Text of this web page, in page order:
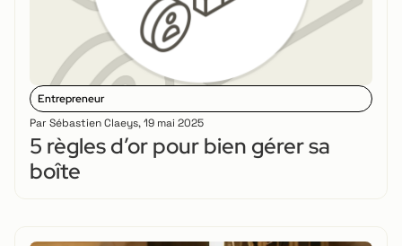
Entrepreneur
Par Sébastien Claeys,19 mai 2025
5 règles d’or pour bien gérer sa
boîte